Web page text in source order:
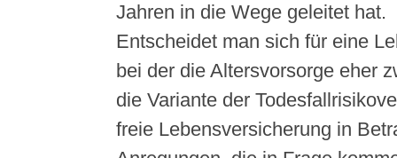
Jahren in die Wege geleitet hat.
Entscheidet man sich für eine
bei der die Altersvorsorge eher
die Variante der
freie Lebensversicherung in